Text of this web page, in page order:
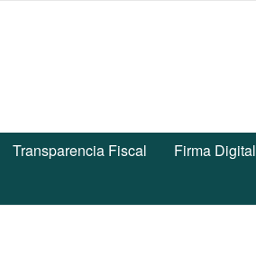
Transparencia Fiscal Firma Digital